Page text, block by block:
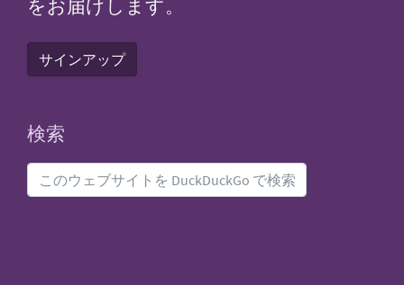
をお届けします。
サインアップ
検索